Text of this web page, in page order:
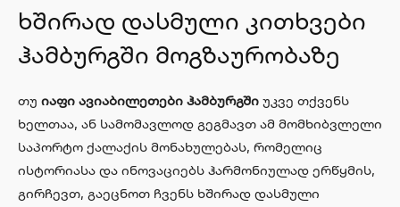
ხშირად დასმული კითხვები
ჰამბურგში მოგზაურობაზე
თუ იაფი ავიაბილეთები ჰამბურგში უკვე თქვენს
ხელთაა, ან სამომავლოდ გეგმავთ ამ მომხიბვლელი
საპორტო ქალაქის მონახულებას, რომელიც
ისტორიასა და ინოვაციებს ჰარმონიულად ერწყმის,
გირჩევთ, გაეცნოთ ჩვენს ხშირად დასმული